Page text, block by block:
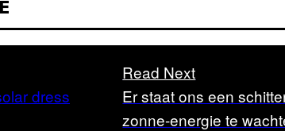
Read Next
Er staat ons een
zonne-energie te